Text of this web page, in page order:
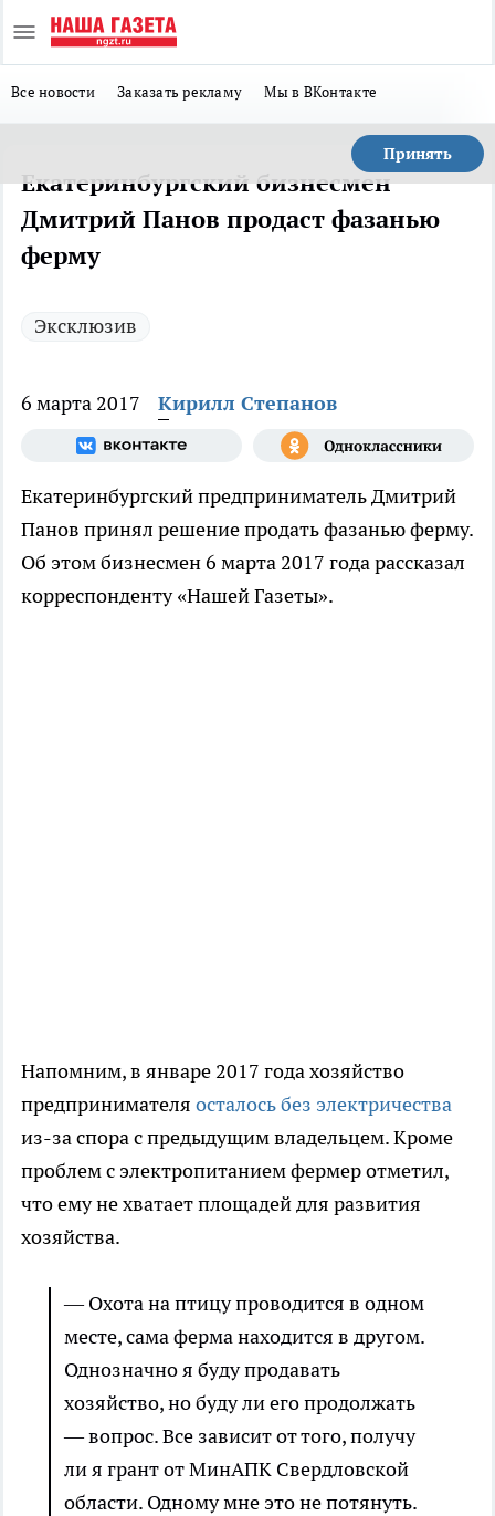
Все новости Заказать рекламу Мы в ВКонтакте
Принять
Екатеринбургский бизнесмен
Дмитрий Панов продаст фазанью
ферму
Эксклюзив
6 марта 2017 Кирилл Степанов
Екатеринбургский предприниматель Дмитрий
Панов принял решение продать фазанью ферму.
Об этом бизнесмен 6 марта 2017 года рассказал
корреспонденту «Нашей Газеты».
Напомним, в январе 2017 года хозяйство
предпринимателя осталось без электричества
из-за спора с предыдущим владельцем. Кроме
проблем с электропитанием фермер отметил,
что ему не хватает площадей для развития
хозяйства.
— Охота на птицу проводится в одном
месте, сама ферма находится в другом.
Однозначно я буду продавать
хозяйство, но буду ли его продолжать
— вопрос. Все зависит от того, получу
ли я грант от МинАПК Свердловской
области. Одному мне это не потянуть.